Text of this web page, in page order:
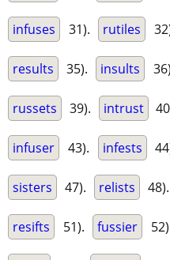
infuses 31). rutiles
results 35). insults
russets 39). intrust
infuser 43). infests
sisters 47). relists 48).
resifts 51). fussier